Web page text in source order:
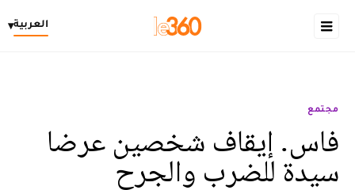
العربية▾
مجتمع
فاس. إيقاف شخصين عرضا
سيدة للضرب والجرح